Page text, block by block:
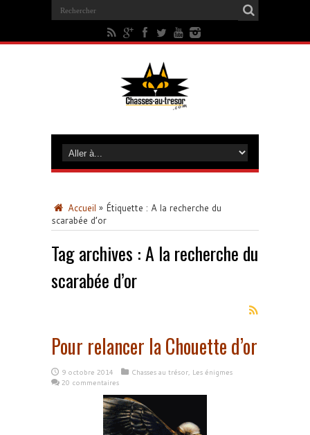
Accueil » Étiquette : A la recherche du
scarabée d’or
Tag archives :A la recherche du
scarabée d’or
Pour relancer la Chouette d’or
9 octobre 2014 Chasses au trésor, Les énigmes
20 commentaires